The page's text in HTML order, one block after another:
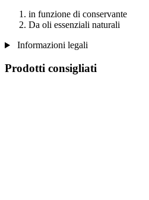
in funzione di conservante
Da oli essenziali naturali
Informazioni legali
Prodotti consigliati